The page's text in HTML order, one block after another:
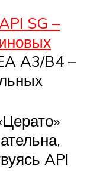
API SG –
A3/B4 –
API